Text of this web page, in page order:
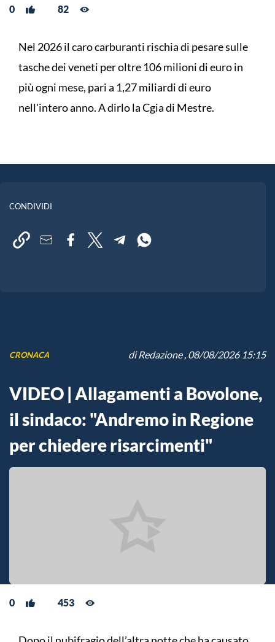
0 82
Nel 2026 il caro carburanti rischia di pesare sulle
tasche dei veneti per oltre 106 milioni di euro in
più ogni mese, pari a 1,27 miliardi di euro
nell'intero anno. A dirlo la Cgia di Mestre.
CONDIVIDI
CRONACA diRedazione, 08/08/2026 15:15
VIDEO | Allagamenti a Bovolone,
il sindaco: "Andremo in Regione
per chiedere risarcimenti"
0 453